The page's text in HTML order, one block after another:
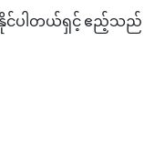
နိုင်ပါတယ်ရှင့် ဧည့်သည်